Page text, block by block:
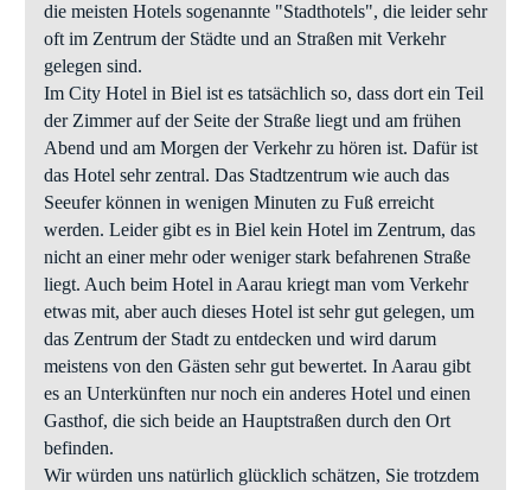
die meisten Hotels sogenannte "Stadthotels", die leider sehr
oft im Zentrum der Städte und an Straßen mit Verkehr
gelegen sind.
Im City Hotel in Biel ist es tatsächlich so, dass dort ein Teil
der Zimmer auf der Seite der Straße liegt und am frühen
Abend und am Morgen der Verkehr zu hören ist. Dafür ist
das Hotel sehr zentral. Das Stadtzentrum wie auch das
Seeufer können in wenigen Minuten zu Fuß erreicht
werden. Leider gibt es in Biel kein Hotel im Zentrum, das
nicht an einer mehr oder weniger stark befahrenen Straße
liegt. Auch beim Hotel in Aarau kriegt man vom Verkehr
etwas mit, aber auch dieses Hotel ist sehr gut gelegen, um
das Zentrum der Stadt zu entdecken und wird darum
meistens von den Gästen sehr gut bewertet. In Aarau gibt
es an Unterkünften nur noch ein anderes Hotel und einen
Gasthof, die sich beide an Hauptstraßen durch den Ort
befinden.
Wir würden uns natürlich glücklich schätzen, Sie trotzdem